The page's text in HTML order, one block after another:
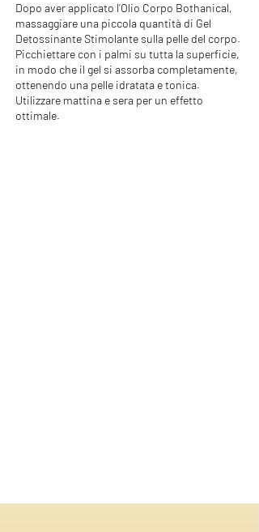
Dopo aver applicato l’Olio Corpo Bothanical,
massaggiare una piccola quantità di Gel
Detossinante Stimolante sulla pelle del corpo.
Picchiettare con i palmi su tutta la superficie,
in modo che il gel si assorba completamente,
ottenendo una pelle idratata e tonica.
Utilizzare mattina e sera per un effetto
ottimale.